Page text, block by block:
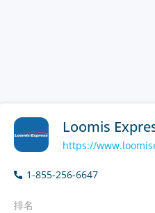
Loomis
https://
1-855-256-6647
排名